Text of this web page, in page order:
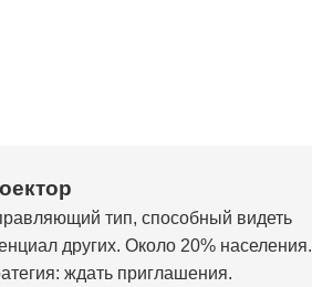
тип, способный видеть
других. Около 20% населения.
ждать приглашения.